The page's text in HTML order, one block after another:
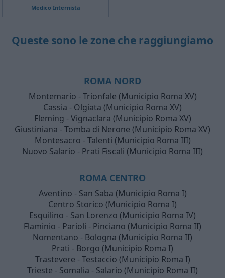
Medico Internista
Queste sono le zone che raggiungiamo
ROMA NORD
Montemario - Trionfale (Municipio Roma XV)
Cassia - Olgiata (Municipio Roma XV)
Fleming - Vignaclara (Municipio Roma XV)
Giustiniana - Tomba di Nerone (Municipio Roma XV)
Montesacro - Talenti (Municipio Roma III)
Nuovo Salario - Prati Fiscali (Municipio Roma III)
ROMA CENTRO
Aventino - San Saba (Municipio Roma I)
Centro Storico (Municipio Roma I)
Esquilino - San Lorenzo (Municipio Roma IV)
Flaminio - Parioli - Pinciano (Municipio Roma II)
Nomentano - Bologna (Municipio Roma II)
Prati - Borgo (Municipio Roma I)
Trastevere - Testaccio (Municipio Roma I)
Trieste - Somalia - Salario (Municipio Roma II)